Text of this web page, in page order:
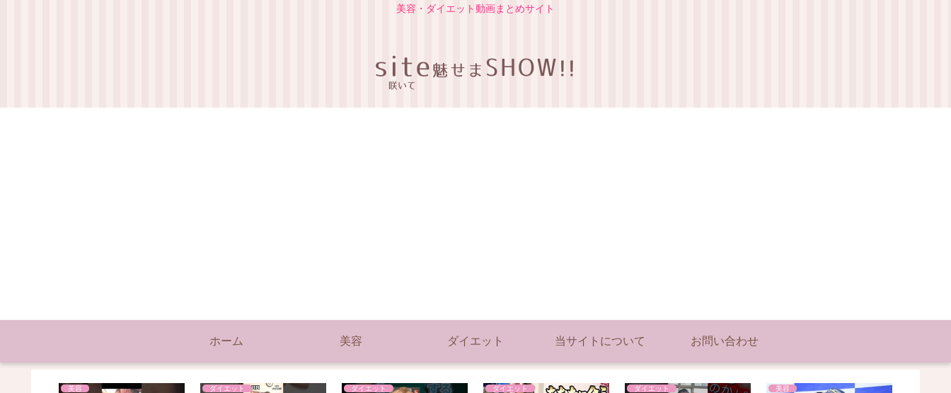
美容・ダイエット動画まとめサイト
ホーム 美容 ダイエット 当サイトについて お問い合わせ
美容 ダイエット ダイエット ダイエット ダイエット 美容